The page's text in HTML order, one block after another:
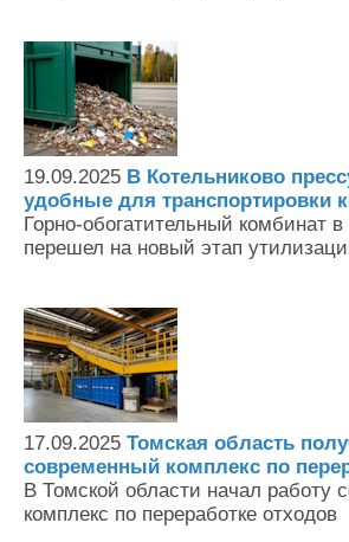
19.09.2025 В Котельниково
удобные для транспортировки
Горно-обогатительный комбинат в
перешел на новый этап
17.09.2025 Томская область
современный комплекс по
В Томской области начал работу
комплекс по переработке отходов